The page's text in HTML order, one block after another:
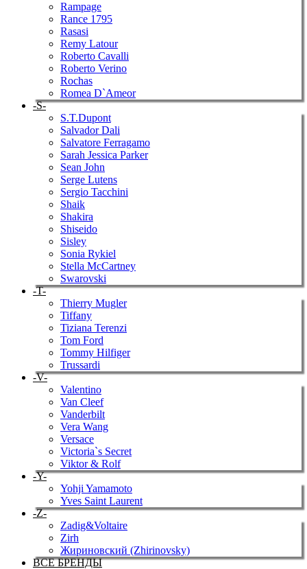
Rampage
Rance 1795
Rasasi
Remy Latour
Roberto Cavalli
Roberto Verino
Rochas
Romea D`Ameor
-S-
S.T.Dupont
Salvador Dali
Salvatore Ferragamo
Sarah Jessica Parker
Sean John
Serge Lutens
Sergio Tacchini
Shaik
Shakira
Shiseido
Sisley
Sonia Rykiel
Stella McCartney
Swarovski
-T-
Thierry Mugler
Tiffany
Tiziana Terenzi
Tom Ford
Tommy Hilfiger
Trussardi
-V-
Valentino
Van Cleef
Vanderbilt
Vera Wang
Versace
Victoria`s Secret
Viktor & Rolf
-Y-
Yohji Yamamoto
Yves Saint Laurent
-Z-
Zadig&Voltaire
Zirh
Жириновский (Zhirinovsky)
ВСЕ БРЕНДЫ